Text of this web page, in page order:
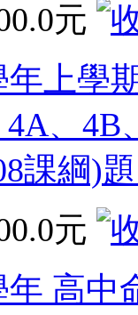
元
年上學
、
課綱)
元
年 高中